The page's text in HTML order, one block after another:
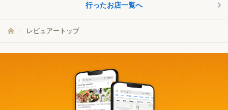
行ったお店一覧へ
レビュアートップ